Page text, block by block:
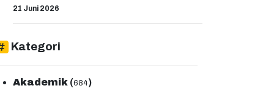
21 Juni 2026
Kategori
Akademik (684)